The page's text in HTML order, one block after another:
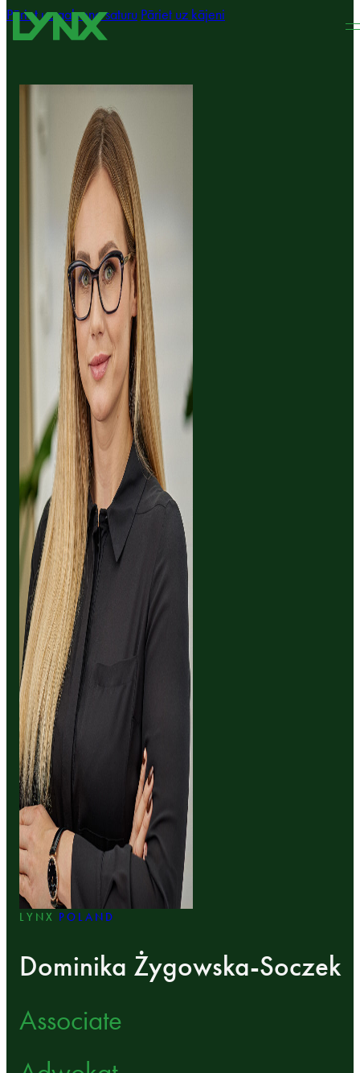
Pāriet uz galveno saturu Pāriet uz kājeni
LYNX POLAND
Dominika Żygowska-Soczek
Associate